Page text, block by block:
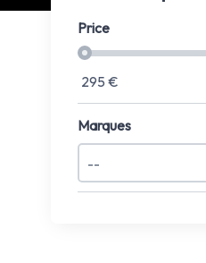
Price
295 €
Marques